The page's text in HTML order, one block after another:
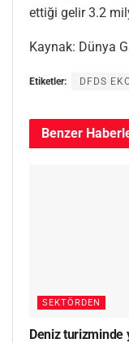
ettiği gelir 3.2
Kaynak: Dünya
Etiketler: DFDS
Benzer
SEKTÖRDEN
Deniz turizminde